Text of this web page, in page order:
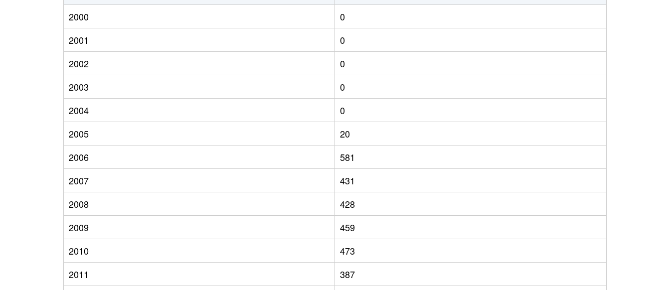
2000
0
2001
0
2002
0
2003
0
2004
0
2005
20
2006
581
2007
431
2008
428
2009
459
2010
473
2011
387